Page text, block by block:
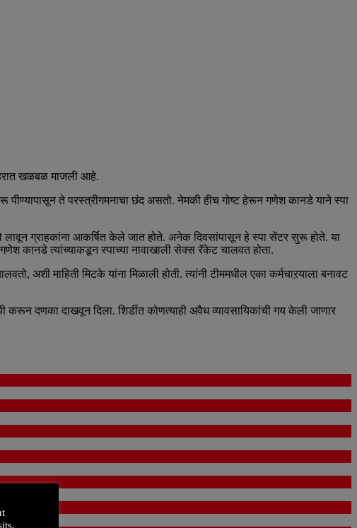
खळबळ माजली आहे.
ते परस्त्रीगमनाचा छंद असतो. नेमकी हीच गोष्ट हेरून गणेश कानडे याने स्पा
ग्राहकांना आकर्षित केले जात होते. अनेक दिवसांपासून हे स्पा सेंटर सुरू होते. या
कानडे त्यांच्याकडून स्पाच्या नावाखाली सेक्स रॅकेट चालवत होता.
अशी माहिती मिटके यांना मिळाली होती. त्यांनी टीममधील एका कर्मचाऱयाला बनावट
करून दणका दाखवून दिला. शिर्डीत कोणत्याही अवैध व्यावसायिकांची गय केली जाणार